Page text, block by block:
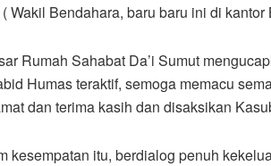
Wakil Bendahara, baru baru ini di
Rumah Sahabat Da’i Sumut
Humas teraktif, semoga memacu
dan terima kasih dan disaksikan
kesempatan itu, berdialog penuh